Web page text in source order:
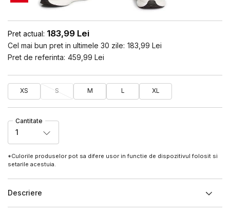
Pret actual: 183,99 Lei
Cel mai bun pret in ultimele 30 zile: 183,99 Lei
Pret de referinta: 459,99 Lei
XS S M L XL
Cantitate
1
*Culorile produselor pot sa difere usor in functie de dispozitivul folosit si
setarile acestuia.
Descriere